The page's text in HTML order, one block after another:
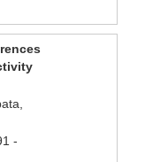
-